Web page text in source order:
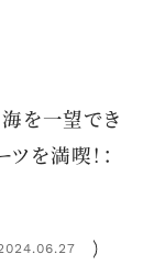
を一望でき
を満喫！：